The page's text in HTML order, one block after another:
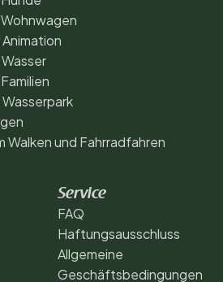
Walken und Fahrradfahren
Service
FAQ
Haftungsausschluss
Allgemeine
Geschäftsbedingungen